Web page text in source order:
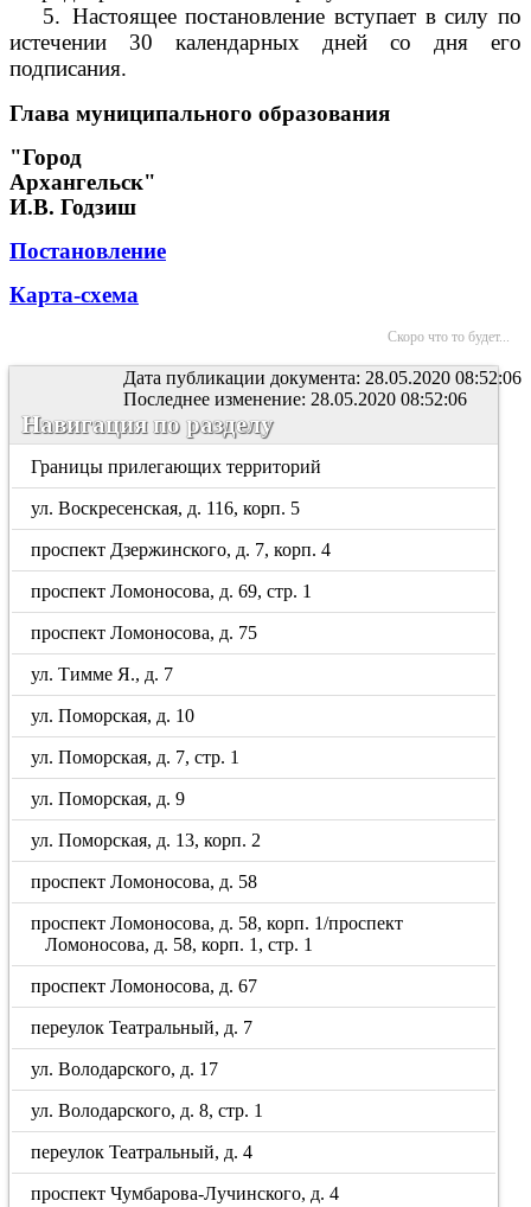
5. Настоящее постановление вступает в силу по
истечении 30 календарных дней со дня его
подписания.
Глава муниципального образования
"Город
Архангельск"
И.В. Годзиш
Постановление
Карта-схема
Скоро что то будет...
Дата публикации документа: 28.05.2020 08:52:06
Последнее изменение: 28.05.2020 08:52:06
Навигация по разделу
Границы прилегающих территорий
ул. Воскресенская, д. 116, корп. 5
проспект Дзержинского, д. 7, корп. 4
проспект Ломоносова, д. 69, стр. 1
проспект Ломоносова, д. 75
ул. Тимме Я., д. 7
ул. Поморская, д. 10
ул. Поморская, д. 7, стр. 1
ул. Поморская, д. 9
ул. Поморская, д. 13, корп. 2
проспект Ломоносова, д. 58
проспект Ломоносова, д. 58, корп. 1/проспект
Ломоносова, д. 58, корп. 1, стр. 1
проспект Ломоносова, д. 67
переулок Театральный, д. 7
ул. Володарского, д. 17
ул. Володарского, д. 8, стр. 1
переулок Театральный, д. 4
проспект Чумбарова-Лучинского, д. 4